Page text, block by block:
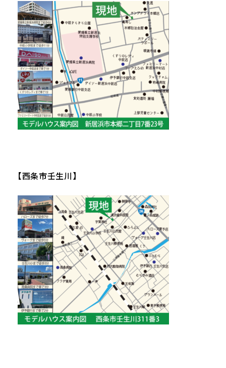
【西条市壬生川】